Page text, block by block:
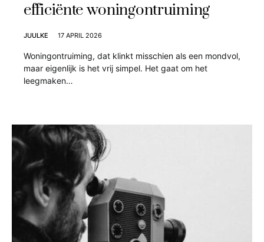
efficiënte woningontruiming
JUULKE 17 APRIL 2026
Woningontruiming, dat klinkt misschien als een mondvol,
maar eigenlijk is het vrij simpel. Het gaat om het
leegmaken…